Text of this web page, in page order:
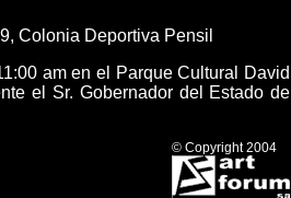
Colonia Deportiva Pensil
am en el Parque Cultural David
el Sr. Gobernador del Estado de
© Copyright 2004